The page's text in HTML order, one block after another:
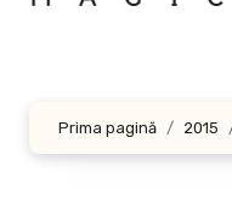
Prima pagină 2015